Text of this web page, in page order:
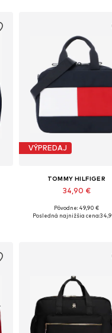
VÝPREDAJ
TOMMY HILFIGER
34,90 €
Dostupné veľkosti: One
Pôvodne: 49,90 €
Posledná najnižšia cena: